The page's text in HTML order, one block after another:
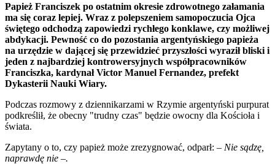
Papież Franciszek po ostatnim okresie zdrowotnego załamania
ma się coraz lepiej. Wraz z polepszeniem samopoczucia Ojca
świętego odchodzą zapowiedzi rychłego konklawe, czy możliwej
abdykacji. Pewność co do pozostania argentyńskiego papieża
na urzędzie w dającej się przewidzieć przyszłości wyraził bliski i
jeden z najbardziej kontrowersyjnych współpracowników
Franciszka, kardynał Victor Manuel Fernandez, prefekt
Dykasterii Nauki Wiary.
Podczas rozmowy z dziennikarzami w Rzymie argentyński purpurat
podkreślił, że obecny "trudny czas" będzie owocny dla Kościoła i
świata.
Zapytany o to, czy papież może zrezygnować, odparł: – Nie sądzę,
naprawdę nie –.